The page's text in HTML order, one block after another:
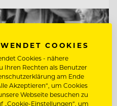
COOKIES
Cookies - nähere
Ihren Rechten als Benutzer
am Ende
Akzeptieren“, um Cookies
Webseite besuchen zu
„Cookie-Einstellungen“, um